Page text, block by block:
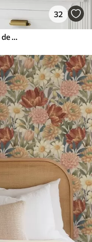
32
Versão com riscas repetidas em tons de cinzento-azul